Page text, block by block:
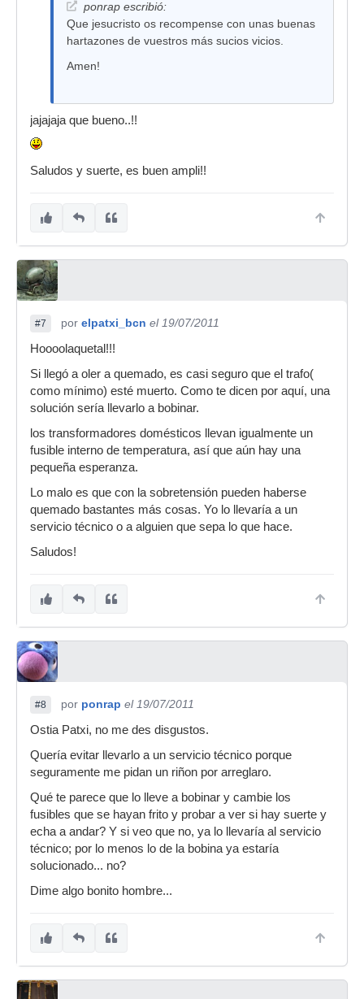
ponrap escribió:
Que jesucristo os recompense con unas buenas
hartazones de vuestros más sucios vicios.
Amen!
jajajaja que bueno..!!
Saludos y suerte, es buen ampli!!
#7 por elpatxi_bcn el 19/07/2011
Hoooolaquetal!!!
Si llegó a oler a quemado, es casi seguro que el trafo(
como mínimo) esté muerto. Como te dicen por aquí, una
solución sería llevarlo a bobinar.
los transformadores domésticos llevan igualmente un
fusible interno de temperatura, así que aún hay una
pequeña esperanza.
Lo malo es que con la sobretensión pueden haberse
quemado bastantes más cosas. Yo lo llevaría a un
servicio técnico o a alguien que sepa lo que hace.
Saludos!
#8 por ponrap el 19/07/2011
Ostia Patxi, no me des disgustos.
Quería evitar llevarlo a un servicio técnico porque
seguramente me pidan un riñon por arreglaro.
Qué te parece que lo lleve a bobinar y cambie los
fusibles que se hayan frito y probar a ver si hay suerte y
echa a andar? Y si veo que no, ya lo llevaría al servicio
técnico; por lo menos lo de la bobina ya estaría
solucionado... no?
Dime algo bonito hombre...